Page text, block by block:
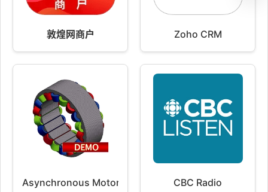
敦煌网商户 Zoho CRM
Asynchronous Motors Tools DemoCBC Radio